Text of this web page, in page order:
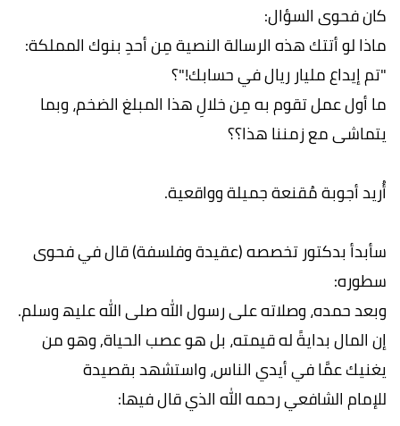
كان فحوى السؤال:
ماذا لو أتتك هذه الرسالة النصیة مِن أحدِ بنوك المملكة:
"تم إیداع ملیار ریال في حسابك!"؟
ما أول عمل تقوم به مِن خلالِ ھذا المبلغ الضخم، وبما
یتماشى مع زمننا ھذا؟؟
أُرید أجوبة مُقنعة جمیلة وواقعیة.
سأبدأ بدكتور تخصصه (عقیدة وفلسفة) قال في فحوى
سطوره:
وبعد حمده، وصلاته على رسول الله صلى الله علیھ وسلم.
إن المال بدایةً له قیمته، بل ھو عصب الحیاة, وھو من
یغنیك عمَّا في أیدي الناس، واستشھد بقصیدة
للإمام الشافعي رحمه الله الذي قال فيها: